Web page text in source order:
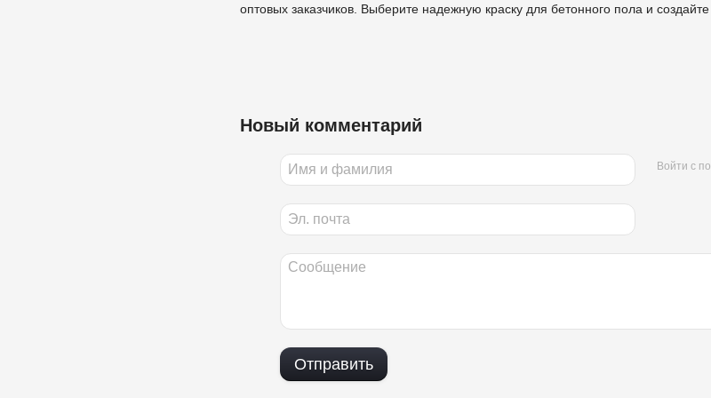
оптовых заказчиков. Выберите надежную краску для бетонного пола и
Новый комментарий
Войти с
Отправить